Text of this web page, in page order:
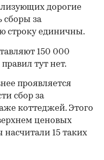
дорогие
сборы за
строку единичны.
150 000
тут нет.
проявляется
сбор за
коттеджей. Этого
ценовых
15 таких